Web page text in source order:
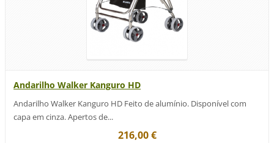
Andarilho Walker Kanguro HD
Andarilho Walker Kanguro HD Feito de alumínio. Disponível com
capa em cinza. Apertos de...
216,00 €